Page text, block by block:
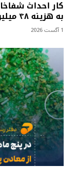
کار احداث
به هزینه ۴۸ میلیون افغانی آغاز شد
1 آگست 2026